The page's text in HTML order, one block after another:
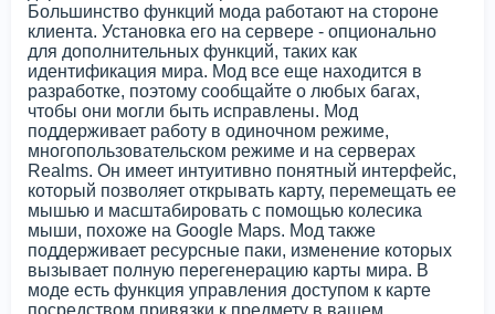
Большинство функций мода работают на стороне
клиента. Установка его на сервере - опционально
для дополнительных функций, таких как
идентификация мира. Мод все еще находится в
разработке, поэтому сообщайте о любых багах,
чтобы они могли быть исправлены. Мод
поддерживает работу в одиночном режиме,
многопользовательском режиме и на серверах
Realms. Он имеет интуитивно понятный интерфейс,
который позволяет открывать карту, перемещать ее
мышью и масштабировать с помощью колесика
мыши, похоже на Google Maps. Мод также
поддерживает ресурсные паки, изменение которых
вызывает полную перегенерацию карты мира. В
моде есть функция управления доступом к карте